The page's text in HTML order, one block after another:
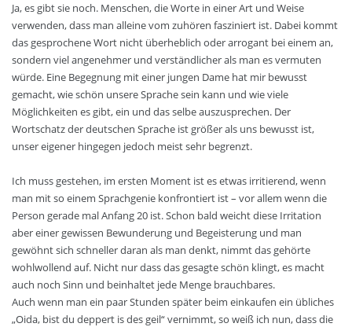
Ja, es gibt sie noch. Menschen, die Worte in einer Art und Weise
verwenden, dass man alleine vom zuhören fasziniert ist. Dabei kommt
das gesprochene Wort nicht überheblich oder arrogant bei einem an,
sondern viel angenehmer und verständlicher als man es vermuten
würde. Eine Begegnung mit einer jungen Dame hat mir bewusst
gemacht, wie schön unsere Sprache sein kann und wie viele
Möglichkeiten es gibt, ein und das selbe auszusprechen. Der
Wortschatz der deutschen Sprache ist größer als uns bewusst ist,
unser eigener hingegen jedoch meist sehr begrenzt.
Ich muss gestehen, im ersten Moment ist es etwas irritierend, wenn
man mit so einem Sprachgenie konfrontiert ist – vor allem wenn die
Person gerade mal Anfang 20 ist. Schon bald weicht diese Irritation
aber einer gewissen Bewunderung und Begeisterung und man
gewöhnt sich schneller daran als man denkt, nimmt das gehörte
wohlwollend auf. Nicht nur dass das gesagte schön klingt, es macht
auch noch Sinn und beinhaltet jede Menge brauchbares.
Auch wenn man ein paar Stunden später beim einkaufen ein übliches
„Oida, bist du deppert is des geil“ vernimmt, so weiß ich nun, dass die